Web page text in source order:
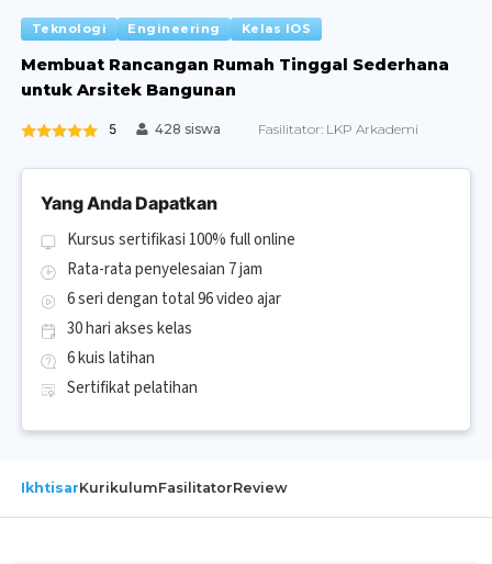
Teknologi Engineering Kelas IOS
Membuat Rancangan Rumah Tinggal Sederhana
untuk Arsitek Bangunan
5 428 siswa Fasilitator: LKP Arkademi
Yang Anda Dapatkan
Kursus sertifikasi 100% full online
Rata-rata penyelesaian 7 jam
6 seri dengan total 96 video ajar
30 hari akses kelas
6 kuis latihan
Sertifikat pelatihan
IkhtisarKurikulumFasilitatorReview